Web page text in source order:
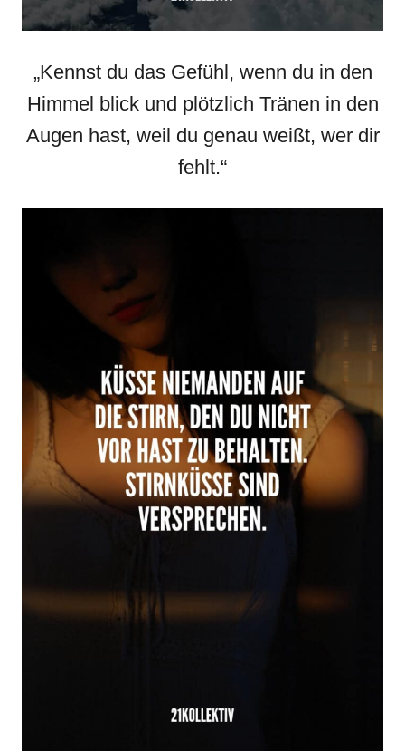
„Kennst du das Gefühl, wenn du in den
Himmel blick und plötzlich Tränen in den
Augen hast, weil du genau weißt, wer dir
fehlt.“